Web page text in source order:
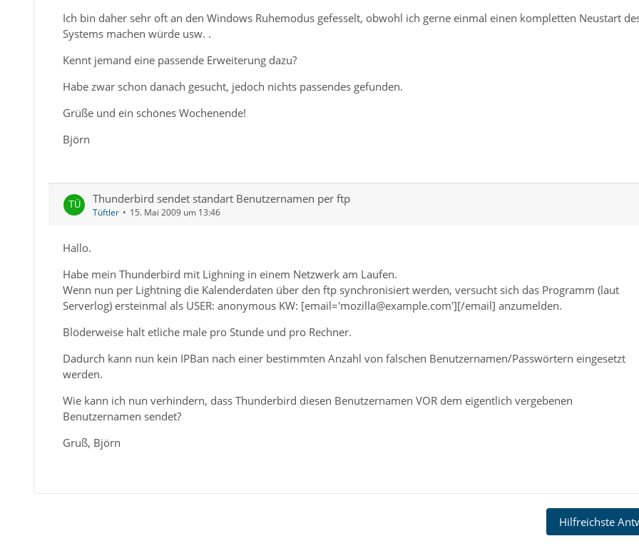
Ich bin daher sehr oft an den Windows Ruhemodus gefesselt, obwohl ich gerne einmal einen kompletten Neustart
Systems machen würde usw. .
Kennt jemand eine passende Erweiterung dazu?
Habe zwar schon danach gesucht, jedoch nichts passendes gefunden.
Grüße und ein schönes Wochenende!
Björn
Thunderbird sendet standart Benutzernamen per ftp
Tüftler 15. Mai 2009 um 13:46
Hallo.
Habe mein Thunderbird mit Lighning in einem Netzwerk am Laufen.
Wenn nun per Lightning die Kalenderdaten über den ftp synchronisiert werden, versucht sich das Programm (laut
Serverlog) ersteinmal als USER: anonymous KW: [email='mozilla@example.com'][/email] anzumelden.
Blöderweise halt etliche male pro Stunde und pro Rechner.
Dadurch kann nun kein IPBan nach einer bestimmten Anzahl von falschen Benutzernamen/Passwörtern eingesetzt
werden.
Wie kann ich nun verhindern, dass Thunderbird diesen Benutzernamen VOR dem eigentlich vergebenen
Benutzernamen sendet?
Gruß, Björn
Hilfreichste